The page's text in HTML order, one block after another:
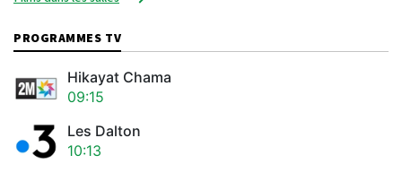
PROGRAMMES TV
Hikayat Chama
09:15
Les Dalton
10:13